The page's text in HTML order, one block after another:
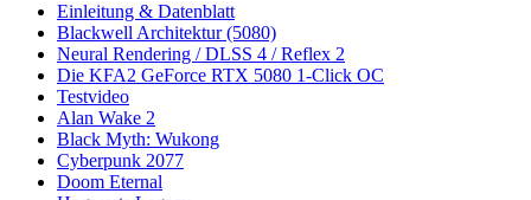
Einleitung & Datenblatt
Blackwell Architektur (5080)
Neural Rendering / DLSS 4 / Reflex 2
Die KFA2 GeForce RTX 5080 1-Click OC
Testvideo
Alan Wake 2
Black Myth: Wukong
Cyberpunk 2077
Doom Eternal